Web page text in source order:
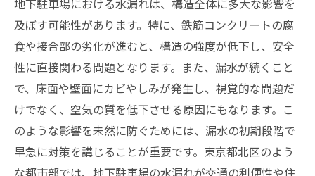
地下駐車場における水漏れは、構造全体に多大な影響を
及ぼす可能性があります。特に、鉄筋コンクリートの腐
食や接合部の劣化が進むと、構造の強度が低下し、安全
性に直接関わる問題となります。また、漏水が続くこと
で、床面や壁面にカビやしみが発生し、視覚的な問題だ
けでなく、空気の質を低下させる原因にもなります。こ
のような影響を未然に防ぐためには、漏水の初期段階で
早急に対策を講じることが重要です。東京都北区のよう
な都市部では、地下駐車場の水漏れが交通の利便性や住